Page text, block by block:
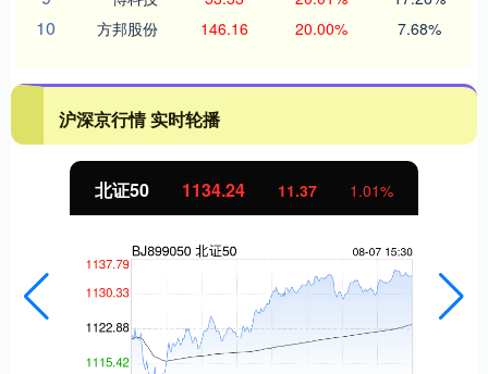
10 方邦股份 146.16 20.00% 7.68%
沪深京行情 实时轮播
北证50 1134.24 11.37 1.01%